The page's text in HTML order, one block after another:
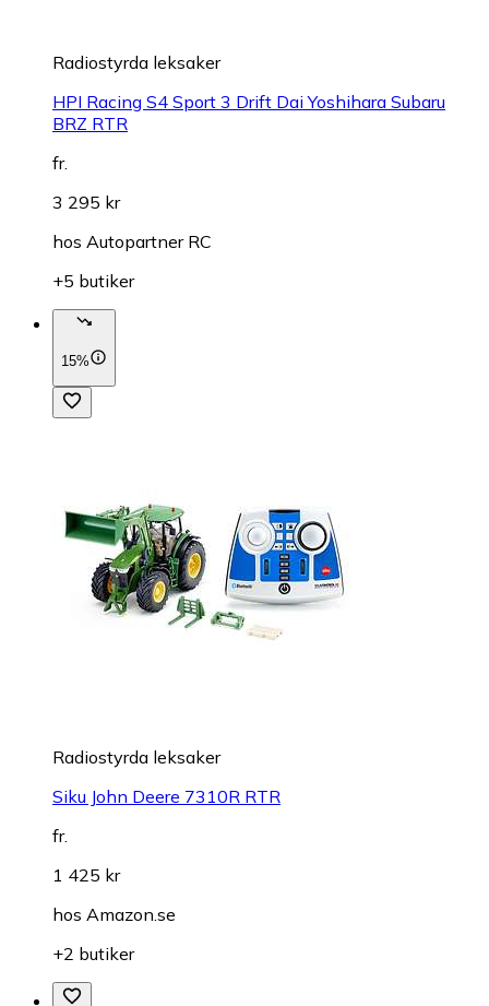
Radiostyrda leksaker
HPI Racing S4 Sport 3 Drift Dai Yoshihara Subaru
BRZ RTR
fr.
3 295 kr
hos Autopartner RC
+5 butiker
15%
Radiostyrda leksaker
Siku John Deere 7310R RTR
fr.
1 425 kr
hos Amazon.se
+2 butiker